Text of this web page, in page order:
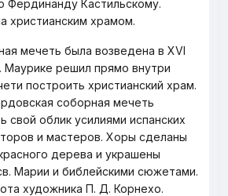
Фердинанду Кастильскому.
христианским храмом.
мечеть была возведена в XVI
Маурике решил прямо внутри
построить христианский храм.
соборная мечеть
свой облик усилиями испанских
и мастеров. Хоры сделаны
дерева и украшены
Марии и библейскими сюжетами.
художника П. Д. Корнехо.